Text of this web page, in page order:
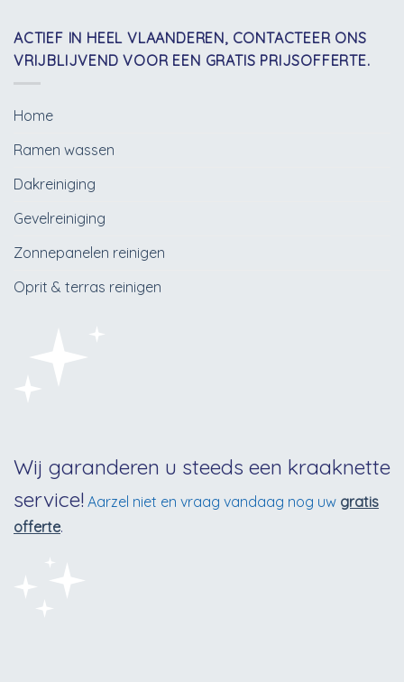
ACTIEF IN HEEL VLAANDEREN, CONTACTEER ONS
VRIJBLIJVEND VOOR EEN GRATIS PRIJSOFFERTE.
Home
Ramen wassen
Dakreiniging
Gevelreiniging
Zonnepanelen reinigen
Oprit & terras reinigen
Wij garanderen u steeds een kraaknette
service! Aarzel niet en vraag vandaag nog uw gratis
offerte.